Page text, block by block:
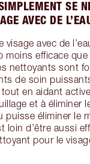
SE
AVEC DE
visage avec de
moins efficace
nettoyants sont
de soin
en aidant
et à éliminer
puisse éliminer le
loin d’être aussi
pour le